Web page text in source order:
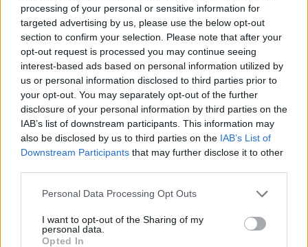
processing of your personal or sensitive information for
targeted advertising by us, please use the below opt-out
section to confirm your selection. Please note that after your
opt-out request is processed you may continue seeing
interest-based ads based on personal information utilized by
us or personal information disclosed to third parties prior to
your opt-out. You may separately opt-out of the further
disclosure of your personal information by third parties on the
IAB’s list of downstream participants. This information may
also be disclosed by us to third parties on the IAB’s List of
Downstream Participants that may further disclose it to other
Personal Data Processing Opt Outs
I want to opt-out of the Sharing of my
personal data.
Opted In
News Santé
https://news-sante.fr
ARTICLES CONNEXES PLUS DE L'AUTEUR
Santé
essentiels des
Santé
attention à la pénurie de
Santé
révolutionnaire pour